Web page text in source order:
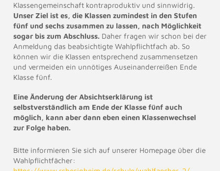
Klassengemeinschaft kontraproduktiv und sinnwidrig.
Unser Ziel ist es, die Klassen zumindest in den Stufen
fünf und sechs zusammen zu lassen, nach Möglichkeit
sogar bis zum Abschluss. Daher fragen wir schon bei der
Anmeldung das beabsichtigte Wahlpflichtfach ab. So
können wir die Klassen entsprechend zusammensetzen
und vermeiden ein unnötiges Auseinanderreißen Ende
Klasse fünf.
Eine Änderung der Absichtserklärung ist
selbstverständlich am Ende der Klasse fünf auch
möglich, kann aber dann eben einen Klassenwechsel
zur Folge haben.
Bitte informieren Sie sich auf unserer Homepage über die
Wahlpflichtfächer: